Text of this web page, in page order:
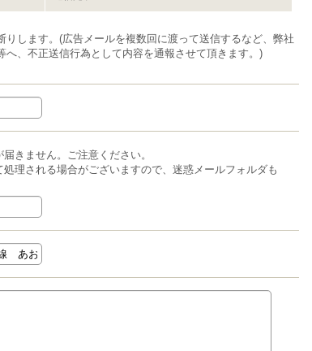
します。(広告メールを複数回に渡って送信するなど、弊社
、不正送信行為として内容を通報させて頂きます。)
きません。ご注意ください。
理される場合がございますので、迷惑メールフォルダも